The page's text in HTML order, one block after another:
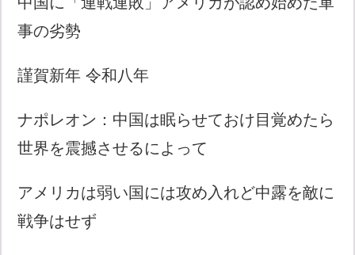
事の劣勢
謹賀新年 令和八年
ナポレオン：中国は眠らせておけ目覚めたら
世界を震撼させるによって
アメリカは弱い国には攻め入れど中露を敵に
戦争はせず